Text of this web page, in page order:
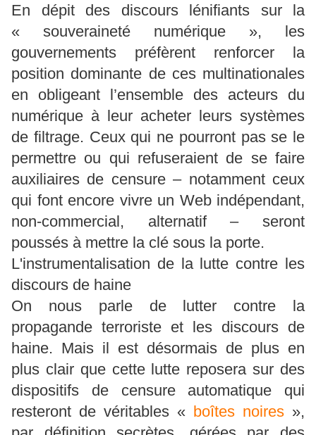
En dépit des discours lénifiants sur la
« souveraineté numérique », les
gouvernements préfèrent renforcer la
position dominante de ces multinationales
en obligeant l’ensemble des acteurs du
numérique à leur acheter leurs systèmes
de filtrage. Ceux qui ne pourront pas se le
permettre ou qui refuseraient de se faire
auxiliaires de censure – notamment ceux
qui font encore vivre un Web indépendant,
non-commercial, alternatif – seront
poussés à mettre la clé sous la porte.
L'instrumentalisation de la lutte contre les
discours de haine
On nous parle de lutter contre la
propagande terroriste et les discours de
haine. Mais il est désormais de plus en
plus clair que cette lutte reposera sur des
dispositifs de censure automatique qui
resteront de véritables « boîtes noires »,